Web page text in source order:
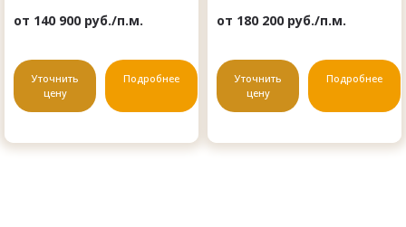
от 140 900 руб./п.м.
Уточнить
цену
Подробнее
от 180 200 руб./п.м.
Уточнить
цену
Подробнее